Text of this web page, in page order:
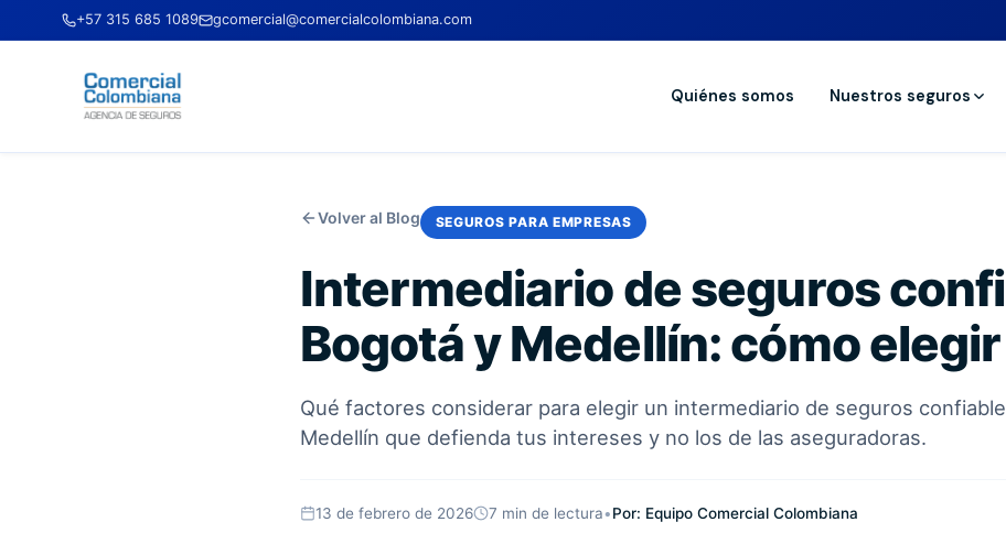
+57 315 685 1089 gcomercial@comercialcolombiana.com
Quiénes somos Nuestros seguros
Volver al Blog SEGUROS PARA EMPRESAS
Intermediario de seguros
Bogotá y Medellín: cómo
Qué factores considerar para elegir un intermediario de seguros
Medellín que defienda tus intereses y no los de las aseguradoras.
13 de febrero de 2026 7 min de lectura•Por: Equipo Comercial Colombiana